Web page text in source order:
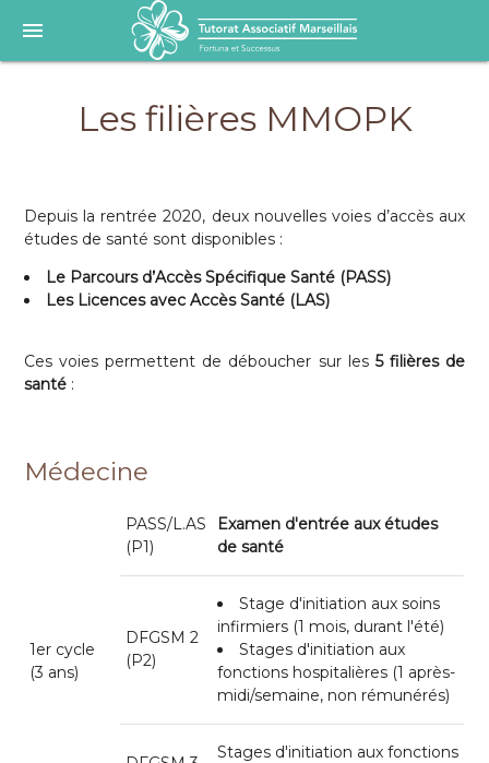
menu
Les filières MMOPK
Depuis la rentrée 2020, deux nouvelles voies d’accès aux
études de santé sont disponibles :
Le Parcours d’Accès Spécifique Santé (PASS)
Les Licences avec Accès Santé (LAS)
Ces voies permettent de déboucher sur les 5 filières de
santé :
Médecine
1er cycle
(3 ans)
PASS/L.AS
(P1)
Examen d'entrée aux études
de santé
DFGSM 2
(P2)
Stage d'initiation aux soins
infirmiers (1 mois, durant l'été)
Stages d'initiation aux
fonctions hospitalières (1 après-
midi/semaine, non rémunérés)
Stages d'initiation aux fonctions